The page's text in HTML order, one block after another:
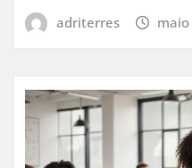
adriterres